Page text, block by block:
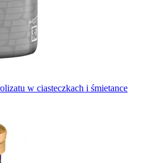
w ciasteczkach i śmietance